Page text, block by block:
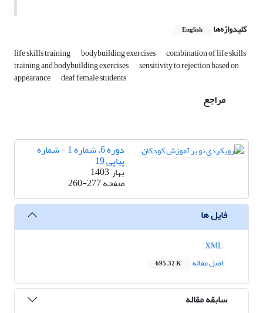
کلیدواژه‌ها English
life skills training bodybuilding exercises combination of life skills
training and bodybuilding exercises sensitivity to rejection based on
appearance deaf female students
مراجع
دوره 6، شماره 1 - شماره
پیاپی 19
بهار 1403
صفحه260-277
فایل ها
اصل مقاله
695.32 K
سابقه مقاله